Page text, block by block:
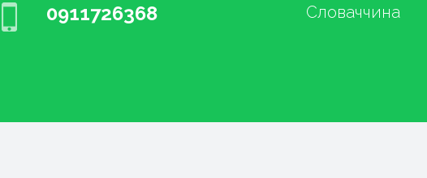
0911726368
Словаччина